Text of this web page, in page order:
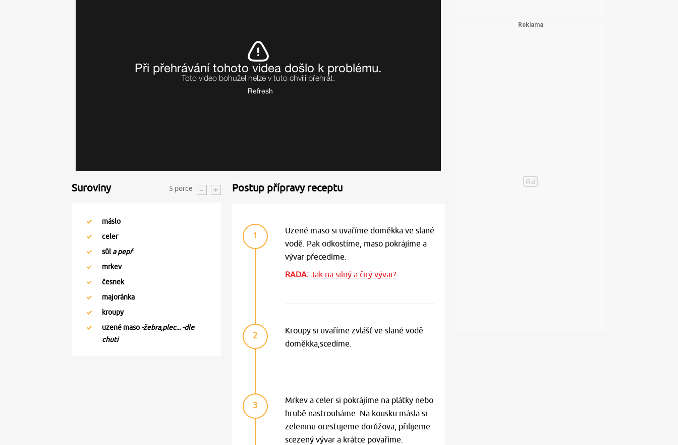
Suroviny 5 porce
máslo
celer
sůl a pepř
mrkev
česnek
majoránka
kroupy
uzené maso -žebra,plec... -dle
chuti
Postup přípravy receptu
1
Uzené maso si uvaříme doměkka ve slané
vodě. Pak odkostíme, maso pokrájíme a
vývar přecedíme.
RADA:Jak na silný a čirý vývar?
2
Kroupy si uvaříme zvlášť ve slané vodě
doměkka,scedíme.
3
Mrkev a celer si pokrájíme na plátky nebo
hrubě nastrouháme. Na kousku másla si
zeleninu orestujeme dorůžova, přilijeme
scezený vývar a krátce povaříme.